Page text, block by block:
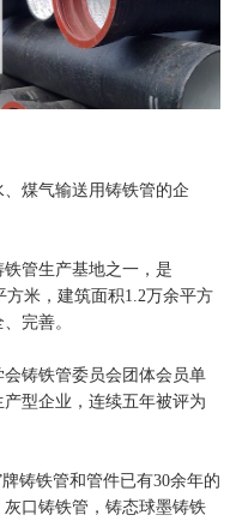
煤气输送用铸铁管的企
管生产基地之一，是
方米，建筑面积1.2万余平方
、完善。
铸铁管委员会团体会员单
型企业，连续五年被评为
铸铁管和管件已有30余年的
口铸铁管，铸态球墨铸铁